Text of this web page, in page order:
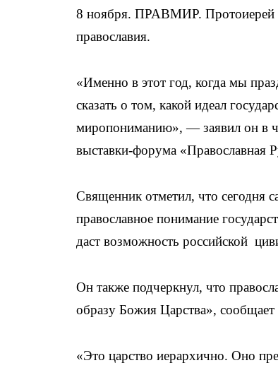
8 ноября. ПРАВМИР. Протоиерей
православия.
«Именно в этот год, когда мы
сказать о том, какой идеал
миропониманию», — заявил он в
выставки-форума «Православная
Священник отметил, что сегодня
православное понимание
даст возможность российской
Он также подчеркнул, что
образу Божия Царства», сообщает
«Это царство иерархично. Оно